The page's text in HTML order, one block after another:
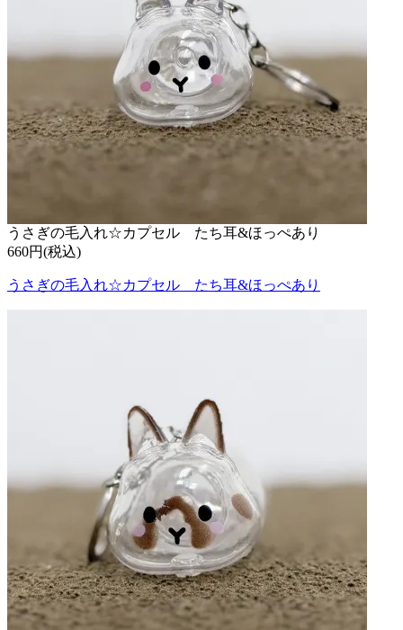
うさぎの毛入れ☆カプセル たち耳&ほっぺあり
660円(税込)
うさぎの毛入れ☆カプセル たち耳&ほっぺあり